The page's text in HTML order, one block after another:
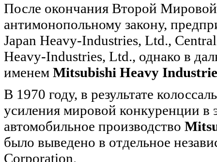
После окончания Второй
антимонопольному закону,
Japan Heavy-Industries, Ltd.,
Heavy-Industries, Ltd., однако в
именем Mitsubishi Heavy
В 1970 году, в результате
усиления мировой конкуренции в
автомобильное производство
было выведено в отдельное
Corporation.